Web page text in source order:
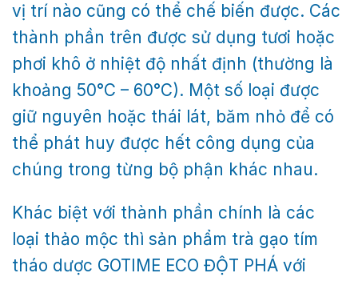
vị trí nào cũng có thể chế biến được. Các
thành phần trên được sử dụng tươi hoặc
phơi khô ở nhiệt độ nhất định (thường là
khoảng 50°C – 60°C). Một số loại được
giữ nguyên hoặc thái lát, băm nhỏ để có
thể phát huy được hết công dụng của
chúng trong từng bộ phận khác nhau.
Khác biệt với thành phần chính là các
loại thảo mộc thì sản phẩm trà gạo tím
tháo dược GOTIME ECO ĐỘT PHÁ với